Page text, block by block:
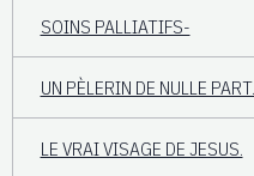
SOINS PALLIATIFS-
UN PÈLERIN DE NULLE PART...
LE VRAI VISAGE DE JESUS.